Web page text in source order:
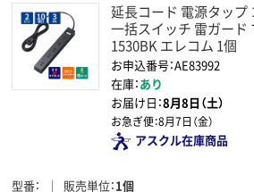
延長コード 電源タップ
一括スイッチ 雷ガード
1530BK エレコム 1個
お申込番号：AE83992
在庫：あり
お届け日：8月8日（土）
お急ぎ便：8月7日（金）
アスクル在庫商品
型番 販売単位 1個